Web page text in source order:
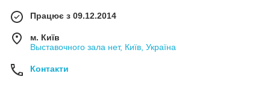
Працює з 09.12.2014
м. Київ
Выставочного зала нет, Київ, Україна
Контакти